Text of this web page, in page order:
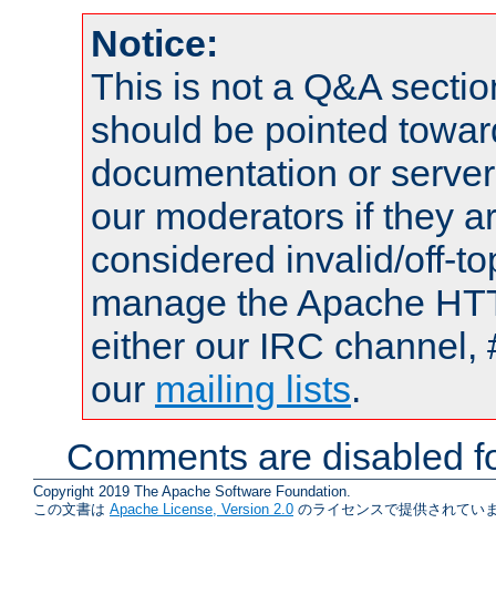
Notice:
This is not a Q&A
should be pointed
documentation or
our moderators if they
considered invalid/off-
manage the Apache
either our IRC channel,
our mailing lists.
Comments are disabled
Copyright 2019 The Apache Software Foundation.
この文書は Apache License, Version 2.0 のライセンスで提供されてい